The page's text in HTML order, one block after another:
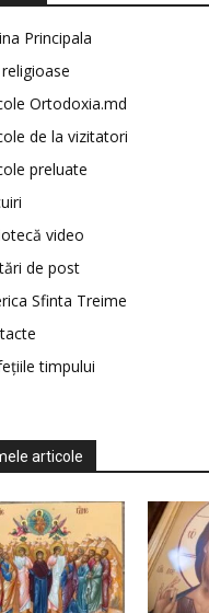
Principala
Ortodoxia.md
de la vizitatori
preluate
video
de post
Sfinta Treime
timpului
articole